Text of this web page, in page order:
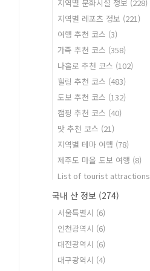
지역별 문화시설 정보 (228)
지역별 레포츠 정보 (221)
여행 추천 코스 (3)
가족 추천 코스 (358)
나홀로 추천 코스 (102)
힐링 추천 코스 (483)
도보 추천 코스 (132)
캠핑 추천 코스 (40)
맛 추천 코스 (21)
지역별 테마 여행 (78)
제주도 마을 도보 여행 (8)
List of tourist attractions
국내 산 정보 (274)
서울특별시 (6)
인천광역시 (6)
대전광역시 (6)
대구광역시 (4)